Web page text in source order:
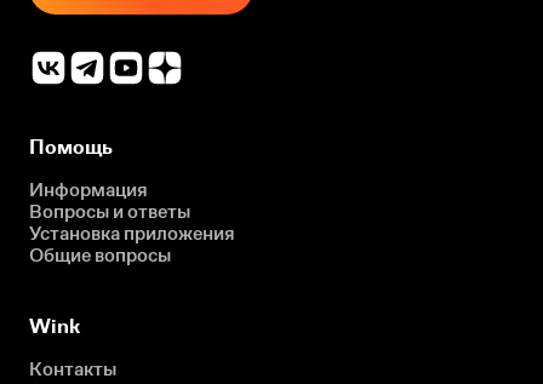
Помощь
Информация
Вопросы и ответы
Установка приложения
Общие вопросы
Wink
Контакты